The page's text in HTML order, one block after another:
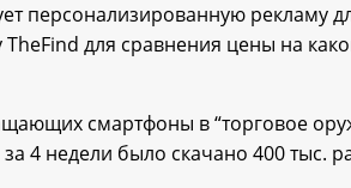
персонализированную рекламу
для сравнения цены на
смартфоны в “торговое
4 недели было скачано 400 тыс.